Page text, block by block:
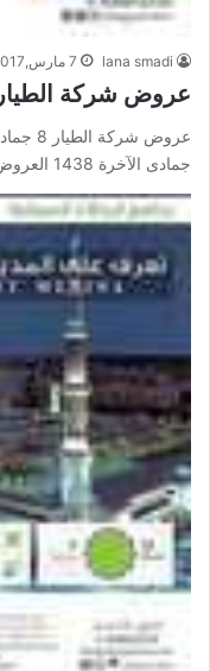
lana smadi 7 مارس,2017
عروض شركة الطيار 8 جمادى الآخرة 1438
جمادى الآخرة 1438 العروض الجديدة على رحلات السفر تقدمها…